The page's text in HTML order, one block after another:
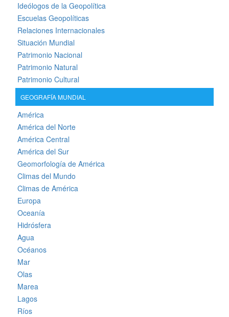
Ideólogos de la Geopolítica
Escuelas Geopolíticas
Relaciones Internacionales
Situación Mundial
Patrimonio Nacional
Patrimonio Natural
Patrimonio Cultural
GEOGRAFÍA MUNDIAL
América
América del Norte
América Central
América del Sur
Geomorfología de América
Climas del Mundo
Climas de América
Europa
Oceanía
Hidrósfera
Agua
Océanos
Mar
Olas
Marea
Lagos
Ríos